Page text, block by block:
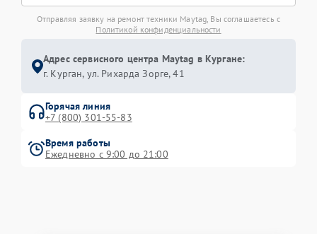
Отправляя заявку на ремонт техники Maytag, Вы соглашаетесь с
Политикой конфиденциальности
Адрес сервисного центра Maytag в Кургане:
г. Курган, ул. Рихарда Зорге, 41
Горячая линия
+7 (800) 301-55-83
Время работы
Ежедневно с 9:00 до 21:00